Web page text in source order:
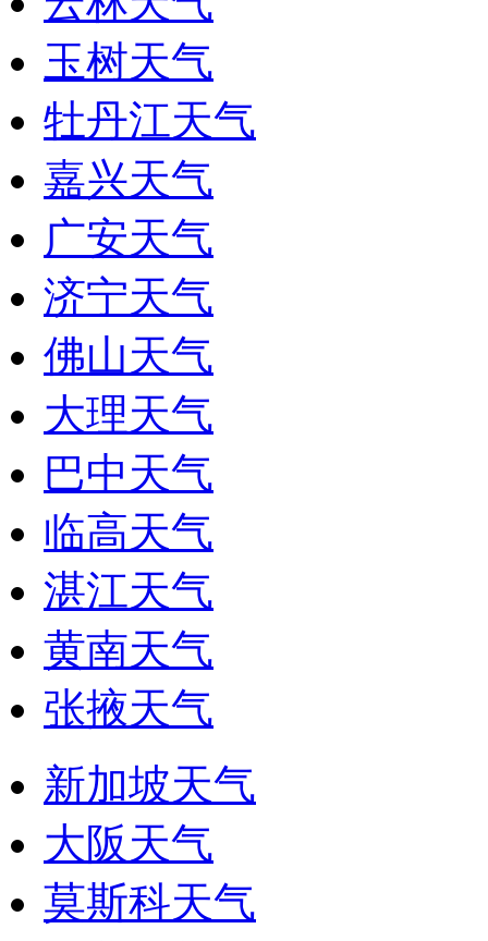
玉树天气
牡丹江天气
嘉兴天气
广安天气
济宁天气
佛山天气
大理天气
巴中天气
临高天气
湛江天气
黄南天气
张掖天气
新加坡天气
大阪天气
莫斯科天气